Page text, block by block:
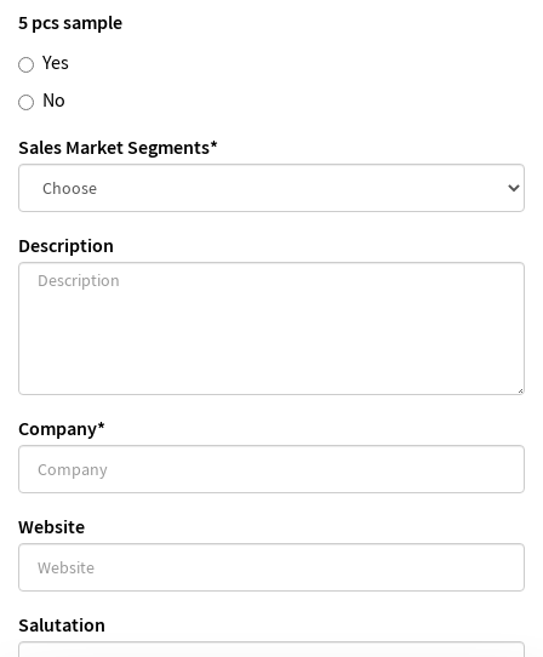
5 pcs sample
Yes
No
Sales Market Segments*
Description
Company*
Website
Salutation